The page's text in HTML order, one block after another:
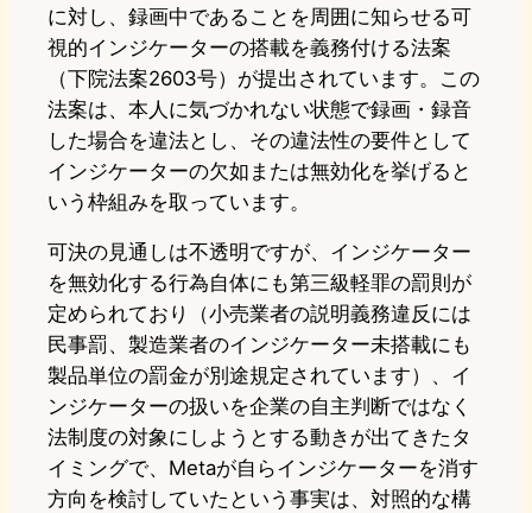
に対し、録画中であることを周囲に知らせる可
視的インジケーターの搭載を義務付ける法案
（下院法案2603号）が提出されています。この
法案は、本人に気づかれない状態で録画・録音
した場合を違法とし、その違法性の要件として
インジケーターの欠如または無効化を挙げると
いう枠組みを取っています。
可決の見通しは不透明ですが、インジケーター
を無効化する行為自体にも第三級軽罪の罰則が
定められており（小売業者の説明義務違反には
民事罰、製造業者のインジケーター未搭載にも
製品単位の罰金が別途規定されています）、イ
ンジケーターの扱いを企業の自主判断ではなく
法制度の対象にしようとする動きが出てきたタ
イミングで、Metaが自らインジケーターを消す
方向を検討していたという事実は、対照的な構